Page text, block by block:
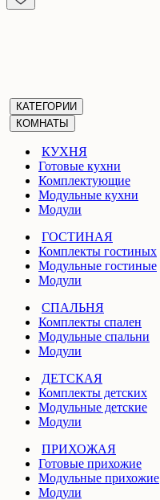
КАТЕГОРИИ
КОМНАТЫ
КУХНЯ
Готовые кухни
Комплектующие
Модульные кухни
Модули
ГОСТИНАЯ
Комплекты гостиных
Модульные гостиные
Модули
СПАЛЬНЯ
Комплекты спален
Модульные спальни
Модули
ДЕТСКАЯ
Комплекты детских
Модульные детские
Модули
ПРИХОЖАЯ
Готовые прихожие
Модульные прихожие
Модули